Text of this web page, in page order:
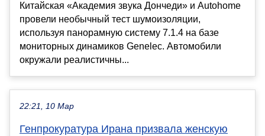
Китайская «Академия звука Дончеди» и Autohome
провели необычный тест шумоизоляции,
используя панорамную систему 7.1.4 на базе
мониторных динамиков Genelec. Автомобили
окружали реалистичны...
22:21, 10 Мар
Генпрокуратура Ирана призвала женскую